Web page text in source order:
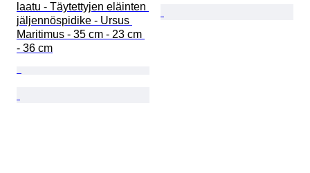
laatu - Täytettyjen eläinten
jäljennöspidike - Ursus
Maritimus - 35 cm - 23 cm
- 36 cm